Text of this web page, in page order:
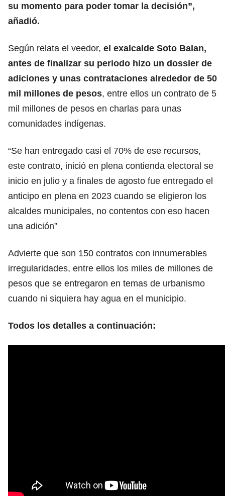
su momento para poder tomar la decisión”,
añadió.
Según relata el veedor, el exalcalde Soto Balan,
antes de finalizar su periodo hizo un dossier de
adiciones y unas contrataciones alrededor de 50
mil millones de pesos, entre ellos un contrato de 5
mil millones de pesos en charlas para unas
comunidades indígenas.
“Se han entregado casi el 70% de ese recursos,
este contrato, inició en plena contienda electoral se
inicio en julio y a finales de agosto fue entregado el
anticipo en plena en 2023 cuando se eligieron los
alcaldes municipales, no contentos con eso hacen
una adición”
Advierte que son 150 contratos con innumerables
irregularidades, entre ellos los miles de millones de
pesos que se entregaron en temas de urbanismo
cuando ni siquiera hay agua en el municipio.
Todos los detalles a continuación: